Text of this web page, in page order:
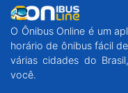
O Ônibus Online é um
horário de ônibus fácil
várias cidades do
você.